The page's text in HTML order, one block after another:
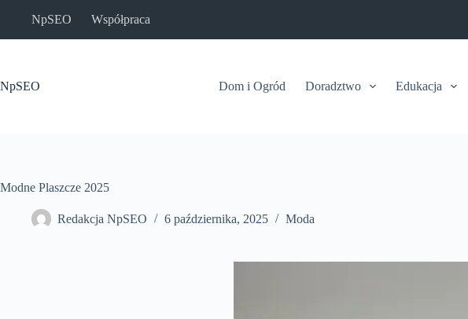
NpSEO Współpraca
NpSEO Dom i Ogród Doradztwo Edukacja
Modne Plaszcze 2025
Redakcja NpSEO 6 października, 2025 Moda